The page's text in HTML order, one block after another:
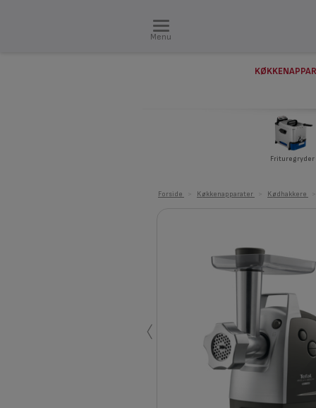
Menu
Frituregryder
Forside Køkkenapparater Kødhakkere
‹